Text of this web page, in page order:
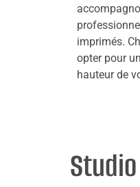
imprimés.
opter pour
hauteur de